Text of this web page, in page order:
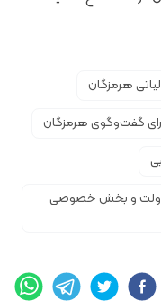
هرمزگان
گفت‌وگوی هرمزگان
و بخش خصوصی